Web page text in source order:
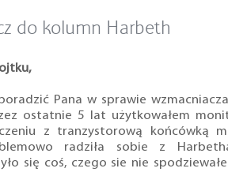
do kolumn Harbeth
Pana w sprawie
ostatnie 5 lat użytkowałem
z tranzystorową końcówką
radziła sobie z
się coś, czego sie nie